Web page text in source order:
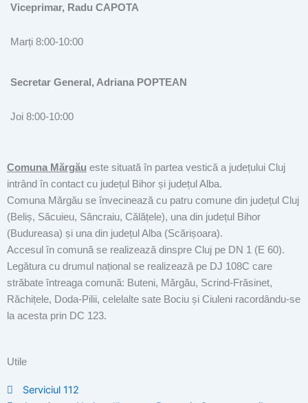
Viceprimar, Radu CAPOTA
Marți 8:00-10:00
Secretar General, Adriana POPTEAN
Joi 8:00-10:00
Comuna Mărgău este situată în partea vestică a județului Cluj
intrând în contact cu județul Bihor și județul Alba.
Comuna Mărgău se învecinează cu patru comune din județul Cluj
(Beliș, Săcuieu, Sâncraiu, Călățele), una din județul Bihor
(Budureasa) și una din județul Alba (Scărișoara).
Accesul în comună se realizează dinspre Cluj pe DN 1 (E 60).
Legătura cu drumul național se realizează pe DJ 108C care
străbate întreaga comună: Buteni, Mărgău, Scrind-Frăsinet,
Răchițele, Doda-Pilii, celelalte sate Bociu și Ciuleni racordându-se
la acesta prin DC 123.
Utile
Serviciul 112